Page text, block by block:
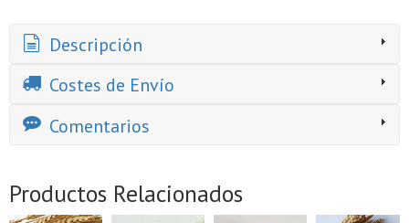
Descripción
Costes de Envío
Comentarios
Productos Relacionados